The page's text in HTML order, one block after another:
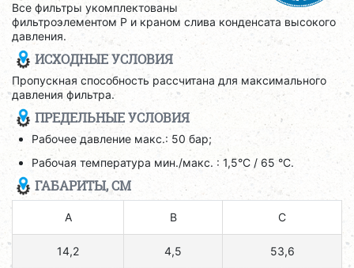
Все фильтры укомплектованы
фильтроэлементом P и краном слива конденсата высокого
давления.
ИСХОДНЫЕ УСЛОВИЯ
Пропускная способность рассчитана для максимального
давления фильтра.
ПРЕДЕЛЬНЫЕ УСЛОВИЯ
Рабочее давление макс.: 50 бар;
Рабочая температура мин./макс. : 1,5°C / 65 °C.
ГАБАРИТЫ, СМ
A B C
14,2 4,5 53,6